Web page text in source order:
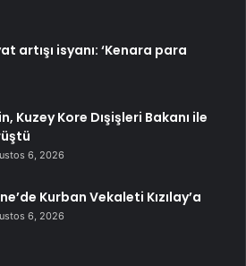
artışı isyanı: ‘Kenara para
Kuzey Kore Dışişleri Bakanı ile
6, 2026
Kurban Vekaleti Kızılay’a
6, 2026